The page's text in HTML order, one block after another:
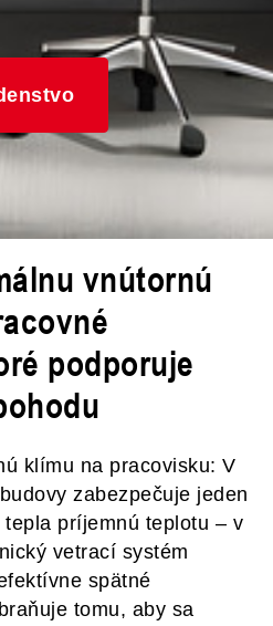
vnútornú
podporuje
klímu na pracovisku: V
zabezpečuje jeden
príjemnú teplotu – v
vetrací systém
spätné
tomu, aby sa